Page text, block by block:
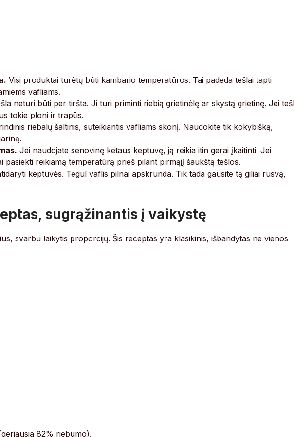
Visi produktai turėtų būti kambario temperatūros. Tai padeda tešlai tapti
vafliams.
neturi būti per tiršta. Ji turi priminti riebią grietinėlę ar skystą grietinę. Jei
tokie ploni ir trapūs.
riebalų šaltinis, suteikiantis vafliams skonį. Naudokite tik kokybišką,
Jei naudojate senovinę ketaus keptuvę, ją reikia itin gerai įkaitinti. Jei
pasiekti reikiamą temperatūrą prieš pilant pirmąjį šaukštą tešlos.
keptuvės. Tegul vaflis pilnai apskrunda. Tik tada gausite tą giliai rusvą,
sugrąžinantis į vaikystę
svarbu laikytis proporcijų. Šis receptas yra klasikinis, išbandytas ne vienos
82% riebumo).